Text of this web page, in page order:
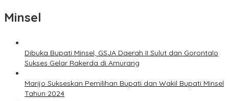
Minsel
Dibuka Bupati Minsel, GSJA Daerah II Sulut dan Gorontalo
Sukses Gelar Rakerda di Amurang
Marijo Sukseskan Pemilihan Bupati dan Wakil Bupati Minsel
Tahun 2024